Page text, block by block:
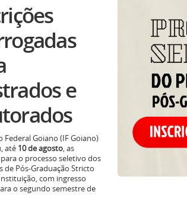
e
Federal Goiano (IF Goiano)
até 10 de agosto, as
o processo seletivo dos
de Pós-Graduação Stricto
com ingresso
o segundo semestre de